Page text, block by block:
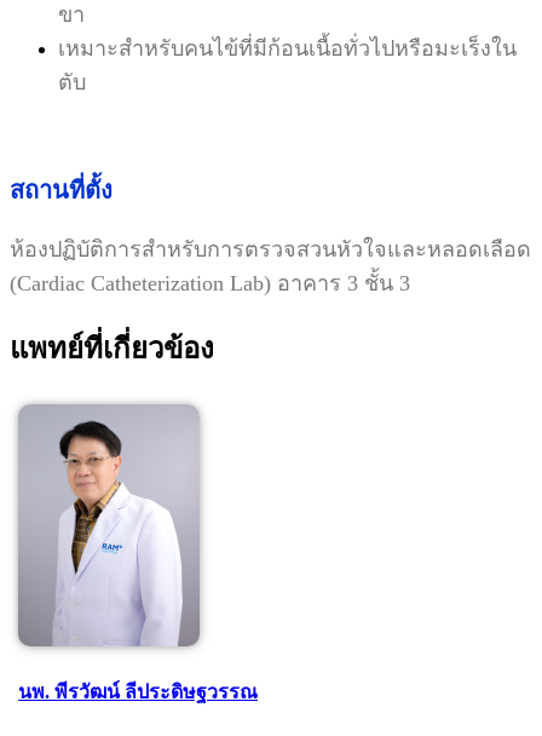
ขา
เหมาะสำหรับคนไข้ที่มีก้อนเนื้อทั่วไปหรือมะเร็งใน
ตับ
สถานที่ตั้ง
ห้องปฏิบัติการสำหรับการตรวจสวนหัวใจและหลอดเลือด
(Cardiac Catheterization Lab) อาคาร 3 ชั้น 3
แพทย์ที่เกี่ยวข้อง
นพ. พีรวัฒน์ ลีประดิษฐวรรณ